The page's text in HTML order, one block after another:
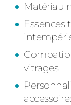
Matériau
Essences
vitrages